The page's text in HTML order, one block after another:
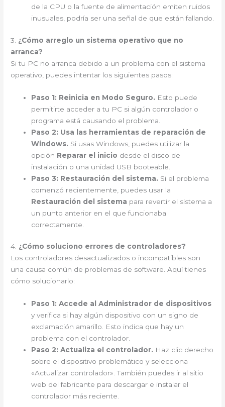
de la CPU o la fuente de alimentación emiten ruidos
inusuales, podría ser una señal de que están fallando.
3. ¿Cómo arreglo un sistema operativo que no
arranca?
Si tu PC no arranca debido a un problema con el sistema
operativo, puedes intentar los siguientes pasos:
Paso 1: Reinicia en Modo Seguro. Esto puede
permitirte acceder a tu PC si algún controlador o
programa está causando el problema.
Paso 2: Usa las herramientas de reparación de
Windows. Si usas Windows, puedes utilizar la
opción Reparar el inicio desde el disco de
instalación o una unidad USB booteable.
Paso 3: Restauración del sistema. Si el problema
comenzó recientemente, puedes usar la
Restauración del sistema para revertir el sistema a
un punto anterior en el que funcionaba
correctamente.
4. ¿Cómo soluciono errores de controladores?
Los controladores desactualizados o incompatibles son
una causa común de problemas de software. Aquí tienes
cómo solucionarlo:
Paso 1: Accede al Administrador de dispositivos
y verifica si hay algún dispositivo con un signo de
exclamación amarillo. Esto indica que hay un
problema con el controlador.
Paso 2: Actualiza el controlador. Haz clic derecho
sobre el dispositivo problemático y selecciona
«Actualizar controlador». También puedes ir al sitio
web del fabricante para descargar e instalar el
controlador más reciente.